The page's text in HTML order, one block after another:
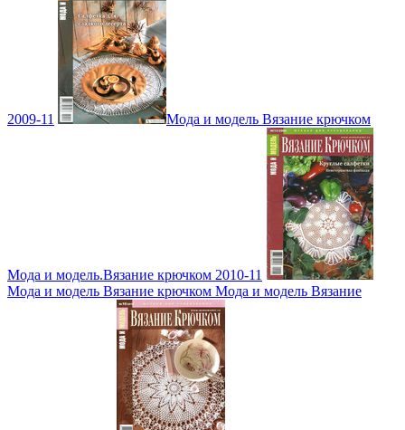
2009-11 Мода и модель Вязание крючком
Мода и модель.Вязание крючком 2010-11
Мода и модель Вязание крючком Мода и модель Вязание